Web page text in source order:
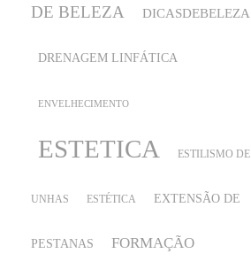
DE BELEZA DICASDEBELEZA
DRENAGEM LINFÁTICA
ENVELHECIMENTO
ESTETICA ESTILISMO DE
UNHAS ESTÉTICA EXTENSÃO DE
PESTANAS FORMAÇÃO